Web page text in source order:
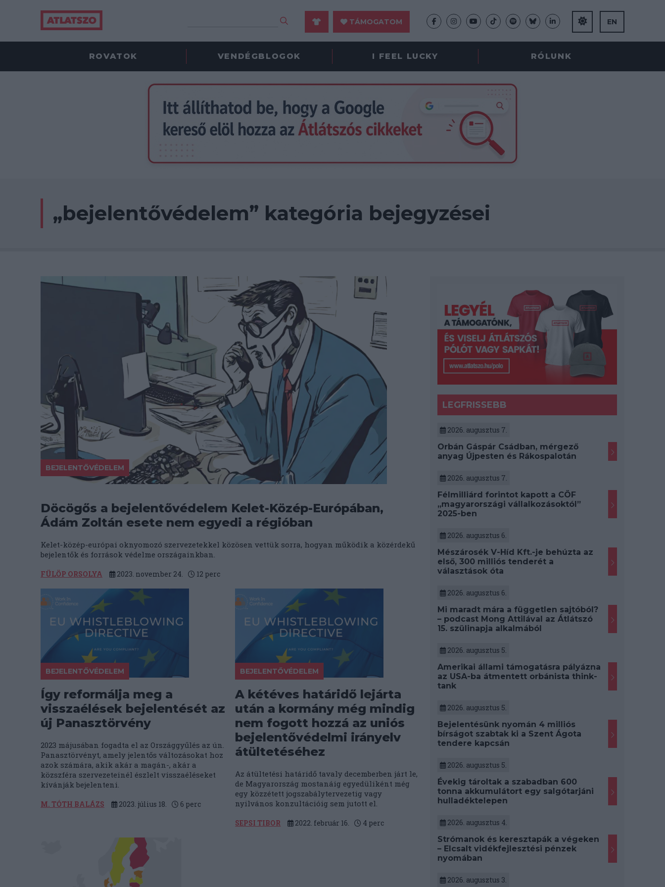
TÁMOGATOM EN
ROVATOK VENDÉGBLOGOK I FEEL LUCKY RÓLUNK
„bejelentővédelem” kategória bejegyzései
BEJELENTŐVÉDELEM
Döcögős a bejelentővédelem Kelet-Közép-Európában,
Ádám Zoltán esete nem egyedi a régióban
Kelet-közép-európai oknyomozó szervezetekkel közösen vettük sorra, hogyan működik a közérdekű
bejelentők és források védelme országainkban.
FÜLÖP ORSOLYA 2023. november 24. 12 perc
BEJELENTŐVÉDELEM
Így reformálja meg a
visszaélések bejelentését az
új Panasztörvény
2023 májusában fogadta el az Országgyűlés az ún.
Panasztörvényt, amely jelentős változásokat hoz
azok számára, akik akár a magán-, akár a
közszféra szervezeteinél észlelt visszaéléseket
kívánják bejelenteni.
M. TÓTH BALÁZS 2023. július 18. 6 perc
BEJELENTŐVÉDELEM
A kétéves határidő lejárta
után a kormány még mindig
nem fogott hozzá az uniós
bejelentővédelmi irányelv
átültetéséhez
Az átültetési határidő tavaly decemberben járt le,
de Magyarország mostanáig egyedüliként még
egy közzétett jogszabálytervezetig vagy
nyilvános konzultációig sem jutott el.
SEPSI TIBOR 2022. február 16. 4 perc
LEGFRISSEBB
2026. augusztus 7.
Orbán Gáspár Csádban, mérgező
anyag Újpesten és Rákospalotán
2026. augusztus 7.
Félmilliárd forintot kapott a CÖF
„magyarországi vállalkozásoktól”
2025-ben
2026. augusztus 6.
Mészárosék V-Híd Kft.-je behúzta az
első, 300 milliós tenderét a
választások óta
2026. augusztus 6.
Mi maradt mára a független sajtóból?
– podcast Mong Attilával az Átlátszó
15. szülinapja alkalmából
2026. augusztus 5.
Amerikai állami támogatásra pályázna
az USA-ba átmentett orbánista think-
tank
2026. augusztus 5.
Bejelentésünk nyomán 4 milliós
bírságot szabtak ki a Szent Ágota
tendere kapcsán
2026. augusztus 5.
Évekig tároltak a szabadban 600
tonna akkumulátort egy salgótarjáni
hulladéktelepen
2026. augusztus 4.
Strómanok és keresztapák a végeken
– Elcsalt vidékfejlesztési pénzek
nyomában
2026. augusztus 3.